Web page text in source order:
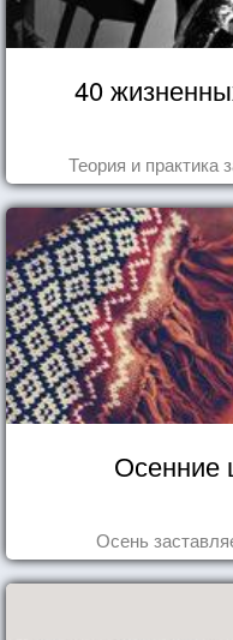
40
Теория и практика
Осенние
Осень